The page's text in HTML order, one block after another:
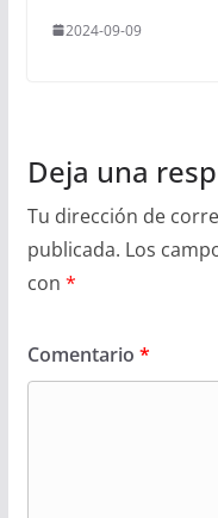
2024-09-09
Deja una
Tu dirección de
publicada. Los
con *
Comentario *